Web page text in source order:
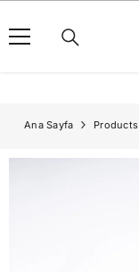
Ana Sayfa Products